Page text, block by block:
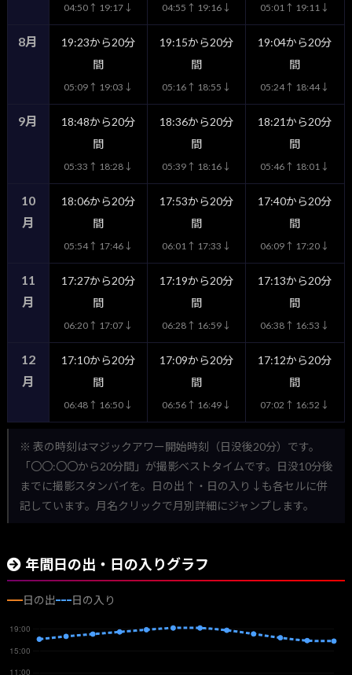
04:50↑ 19:17↓ 04:55↑ 19:16↓ 05:01↑ 19:11↓
8月
19:23から20分
間
05:09↑ 19:03↓
19:15から20分
間
05:16↑ 18:55↓
19:04から20分
間
05:24↑ 18:44↓
9月
18:48から20分
間
05:33↑ 18:28↓
18:36から20分
間
05:39↑ 18:16↓
18:21から20分
間
05:46↑ 18:01↓
10
月
18:06から20分
間
05:54↑ 17:46↓
17:53から20分
間
06:01↑ 17:33↓
17:40から20分
間
06:09↑ 17:20↓
11
月
17:27から20分
間
06:20↑ 17:07↓
17:19から20分
間
06:28↑ 16:59↓
17:13から20分
間
06:38↑ 16:53↓
12
月
17:10から20分
間
06:48↑ 16:50↓
17:09から20分
間
06:56↑ 16:49↓
17:12から20分
間
07:02↑ 16:52↓
※ 表の時刻はマジックアワー開始時刻（日没後20分）です。
「〇〇:〇〇から20分間」が撮影ベストタイムです。日没10分後
までに撮影スタンバイを。日の出↑・日の入り↓も各セルに併
記しています。月名クリックで月別詳細にジャンプします。
年間日の出・日の入りグラフ
日の出 日の入り